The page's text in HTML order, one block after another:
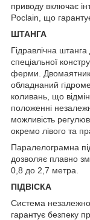
приводу включає
Poclain, що
ШТАНГА
Гідравлічна
спеціальної
ферми.
обладнаний
коливань, що
положенні
можливість
окремо лівого та
Паралелограмна
дозволяє плавно
0,8 до 2,7 метра.
ПІДВІСКА
Система
гарантує безпеку